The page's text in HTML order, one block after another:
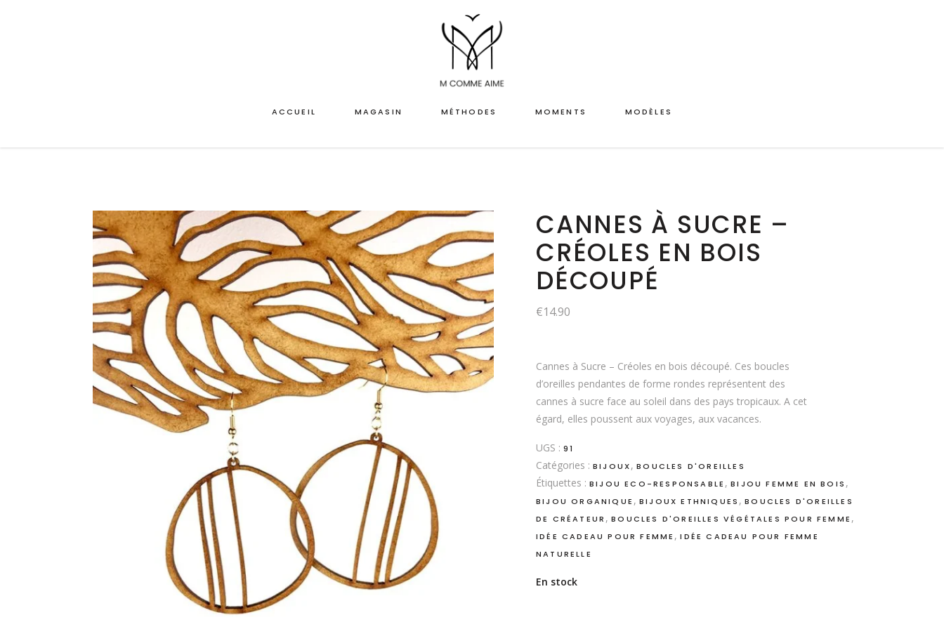
ACCUEIL MAGASIN MÉTHODES MOMENTS MODÈLES
CANNES À SUCRE –
CRÉOLES EN BOIS
DÉCOUPÉ
€14.90
Cannes à Sucre – Créoles en bois découpé. Ces boucles
d’oreilles pendantes de forme rondes représentent des
cannes à sucre face au soleil dans des pays tropicaux. A cet
égard, elles poussent aux voyages, aux vacances.
UGS : 91
Catégories : BIJOUX,BOUCLES D'OREILLES
Étiquettes : BIJOU ECO-RESPONSABLE ,BIJOU FEMME EN BOIS ,
BIJOU ORGANIQUE , BIJOUX ETHNIQUES ,BOUCLES D'OREILLES
DE CRÉATEUR ,BOUCLES D'OREILLES VÉGÉTALES POUR FEMME ,
IDÉE CADEAU POUR FEMME ,IDÉE CADEAU POUR FEMME
NATURELLE
En stock